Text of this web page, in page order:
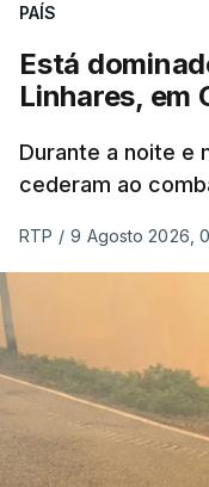
ESTE
PAÍS
Está
Linhares, em
Durante a noite e
cederam ao
RTP / 9 Agosto 2026,